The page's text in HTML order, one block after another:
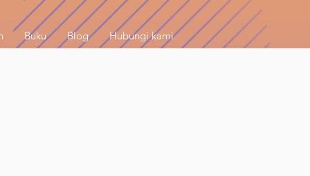
Buku Blog Hubungi kami